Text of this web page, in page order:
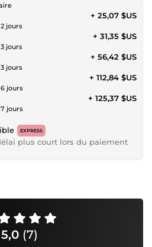
jours
+ 25,07 $US
jours
+ 31,35 $US
jours
+ 56,42 $US
jours
+ 112,84 $US
jours
+ 125,37 $US
EXPRESS
plus court lors du paiement
5,0 (7)